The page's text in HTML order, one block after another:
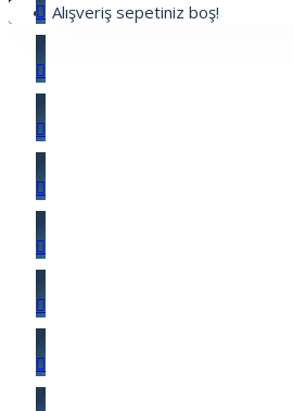
Alışveriş sepetiniz boş!